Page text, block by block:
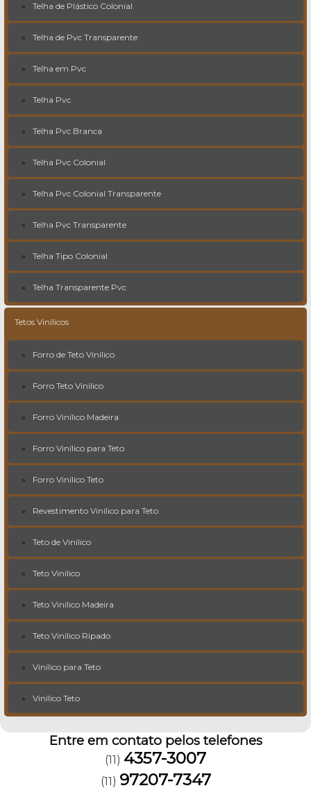
Telha de Plástico Colonial
Telha de Pvc Transparente
Telha em Pvc
Telha Pvc
Telha Pvc Branca
Telha Pvc Colonial
Telha Pvc Colonial Transparente
Telha Pvc Transparente
Telha Tipo Colonial
Telha Transparente Pvc
Tetos Vinílicos
Forro de Teto Vinílico
Forro Teto Vinílico
Forro Vinílico Madeira
Forro Vinílico para Teto
Forro Vinílico Teto
Revestimento Vinílico para Teto
Teto de Vinílico
Teto Vinílico
Teto Vinílico Madeira
Teto Vinílico Ripado
Vinílico para Teto
Vinílico Teto
Entre em contato pelos telefones
(11) 4357-3007
(11) 97207-7347